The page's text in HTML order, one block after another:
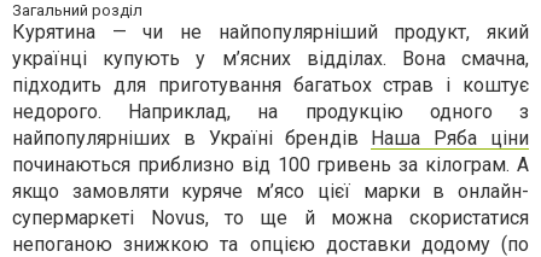
Загальний розділ
Курятина — чи не найпопулярніший продукт, який
українці купують у м’ясних відділах. Вона смачна,
підходить для приготування багатьох страв і коштує
недорого. Наприклад, на продукцію одного з
найпопулярніших в Україні брендів Наша Ряба ціни
починаються приблизно від 100 гривень за кілограм. А
якщо замовляти куряче м’ясо цієї марки в онлайн-
супермаркеті Novus, то ще й можна скористатися
непоганою знижкою та опцією доставки додому (по